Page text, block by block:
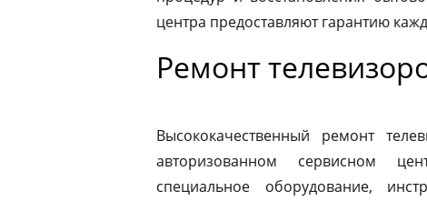
центра предоставляют гарантию
Ремонт
Высококачественный ремонт
авторизованном сервисном
специальное оборудование,